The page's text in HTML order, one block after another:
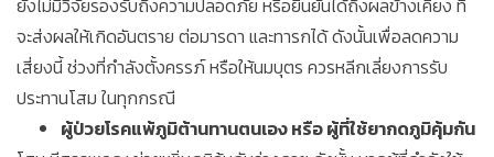
ยังไม่มีวิจัยรองรับถึงความปลอดภัย หรือยืนยันได้ถึงผลข้างเคียง ที่
จะส่งผลให้เกิดอันตราย ต่อมารดา และทารกได้ ดังนั้นเพื่อลดความ
เสี่ยงนี้ ช่วงที่กำลังตั้งครรภ์ หรือให้นมบุตร ควรหลีกเลี่ยงการรับ
ประทานโสม ในทุกกรณี
ผู้ป่วยโรคแพ้ภูมิต้านทานตนเอง หรือ ผู้ที่ใช้ยากดภูมิคุ้มกัน